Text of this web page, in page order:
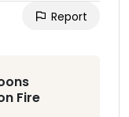
Report
Fire